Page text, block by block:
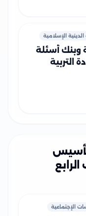
الدينية الإسلامية
وبنك أسئلة
التربية
للصف
الثاني
الإجتماعية